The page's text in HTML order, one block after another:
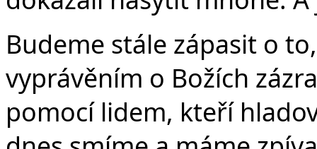
Budeme stále zápasit o
vyprávěním o Božích
pomocí lidem, kteří